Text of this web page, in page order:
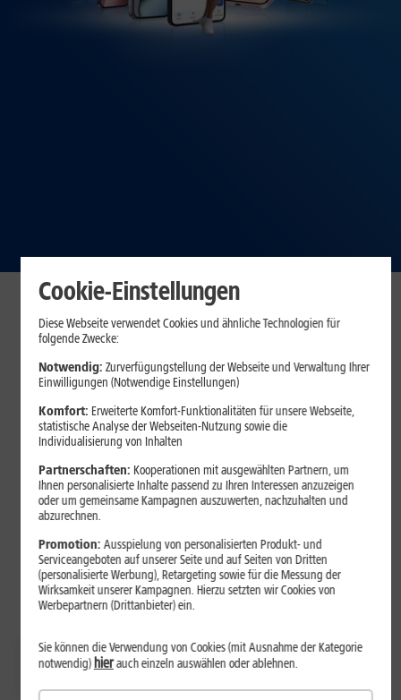
Top-Samsung Handys inkl.
Fitbit Air
Galaxy S26
Galaxy
S26 Ultra
Galaxy Z Fold8
Cookie-Einstellungen
Diese Webseite verwendet Cookies und ähnliche Technologien für
folgende Zwecke:
Notwendig: Zurverfügungstellung der Webseite und Verwaltung Ihrer
Einwilligungen (Notwendige Einstellungen)
Komfort: Erweiterte Komfort-Funktionalitäten für unsere Webseite,
statistische Analyse der Webseiten-Nutzung sowie die
Individualisierung von Inhalten
Partnerschaften: Kooperationen mit ausgewählten Partnern, um
Ihnen personalisierte Inhalte passend zu Ihren Interessen anzuzeigen
oder um gemeinsame Kampagnen auszuwerten, nachzuhalten und
abzurechnen.
Promotion:Ausspielung von personalisierten Produkt- und
Serviceangeboten auf unserer Seite und auf Seiten von Dritten
(personalisierte Werbung), Retargeting sowie für die Messung der
Wirksamkeit unserer Kampagnen. Hierzu setzten wir Cookies von
Werbepartnern (Drittanbieter) ein.
Sie können die Verwendung von Cookies (mit Ausnahme der Kategorie
notwendig) hierauch einzeln auswählen oder ablehnen.